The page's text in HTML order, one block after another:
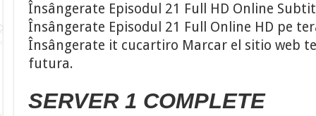
Însângerate Episodul 21 Full HD Online
Însângerate Episodul 21 Full Online HD pe
Însângerate it cucartiro Marcar el sitio web
futura.
SERVER 1 COMPLETE